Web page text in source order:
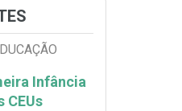
Infância
CEUs